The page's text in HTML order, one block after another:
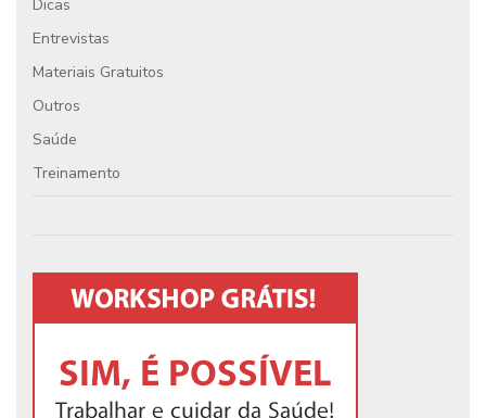
Dicas
Entrevistas
Materiais Gratuitos
Outros
Saúde
Treinamento